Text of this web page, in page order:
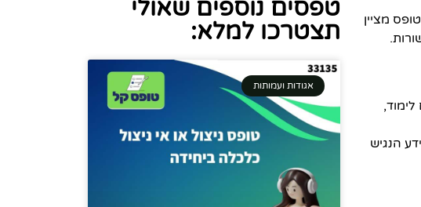
מציין
הנגיש
טפסים נוספים שאולי
תצטרכו למלא:
אגודות ועמותות